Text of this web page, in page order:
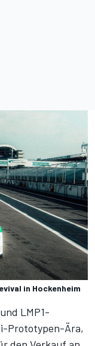
in Hockenheim
LMP1-
Prototypen-Ära,